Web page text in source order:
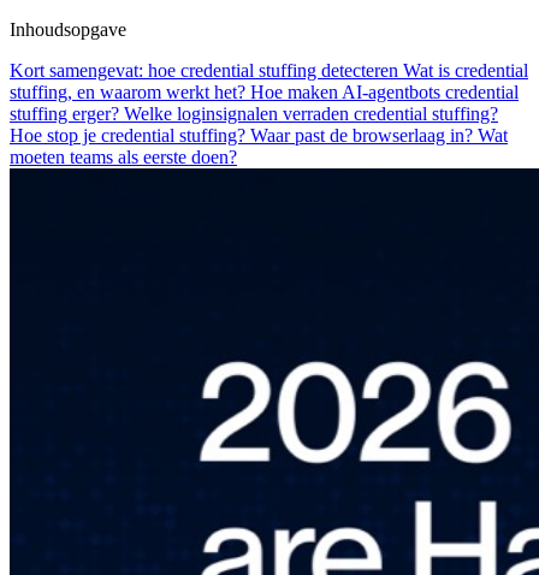
Inhoudsopgave
Kort samengevat: hoe credential stuffing detecteren Wat is credential
stuffing, en waarom werkt het? Hoe maken AI-agentbots credential
stuffing erger? Welke loginsignalen verraden credential stuffing?
Hoe stop je credential stuffing? Waar past de browserlaag in? Wat
moeten teams als eerste doen?